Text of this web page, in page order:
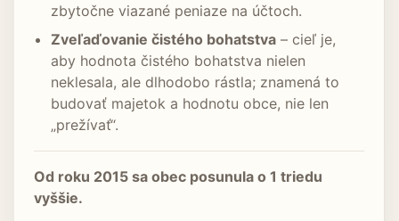
zbytočne viazané peniaze na účtoch.
Zveľaďovanie čistého bohatstva– cieľ je,
aby hodnota čistého bohatstva nielen
neklesala, ale dlhodobo rástla; znamená to
budovať majetok a hodnotu obce, nie len
„prežívať“.
Od roku 2015 sa obec posunula o 1 triedu
vyššie.